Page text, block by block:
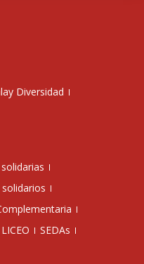
Diversidad
SEDAs